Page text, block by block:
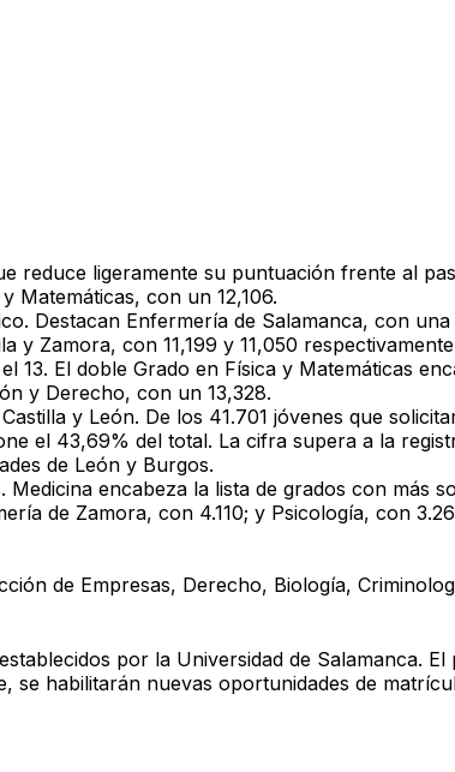
reduce ligeramente su puntuación frente al
Matemáticas, con un 12,106.
Destacan Enfermería de Salamanca, con
y Zamora, con 11,199 y 11,050
13. El doble Grado en Física y Matemáticas
y Derecho, con un 13,328.
y León. De los 41.701 jóvenes que
el 43,69% del total. La cifra supera a la
de León y Burgos.
encabeza la lista de grados con más
de Zamora, con 4.110; y Psicología, con
de Empresas, Derecho, Biología,
por la Universidad de Salamanca.
habilitarán nuevas oportunidades de